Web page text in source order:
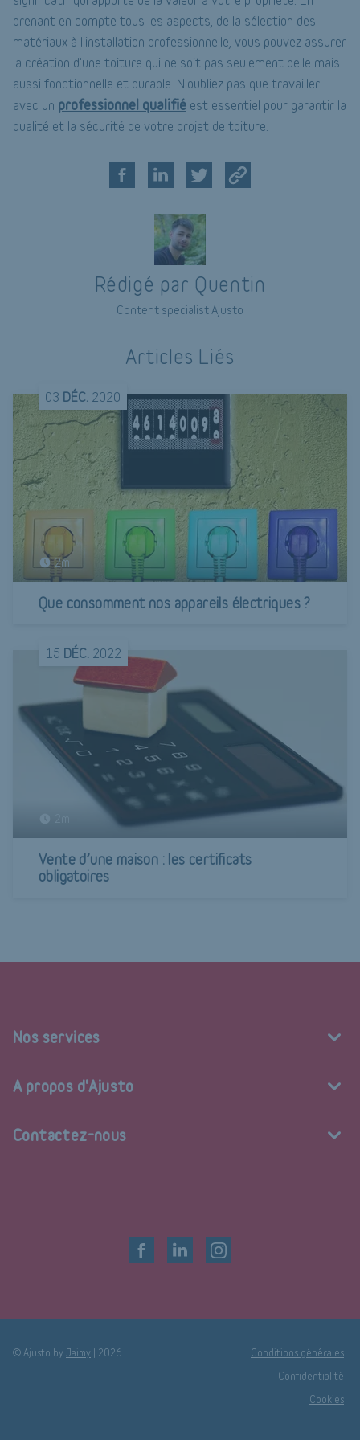
prenant en compte tous les aspects, de la sélection des
matériaux à l'installation professionnelle, vous pouvez assurer
la création d'une toiture qui ne soit pas seulement belle mais
aussi fonctionnelle et durable. N'oubliez pas que travailler
avec un professionnel qualifié est essentiel pour garantir la
qualité et la sécurité de votre projet de toiture.
Rédigé par Quentin
Content specialist Ajusto
Articles Liés
03 DÉC. 2020
2m
Que consomment nos appareils électriques ?
15 DÉC. 2022
Vente d’une maison : les certificats
obligatoires
Nos services
A propos d'Ajusto
Contactez-nous
© Ajusto by Jaimy 2026 Conditions générales
Confidentialité
Cookies